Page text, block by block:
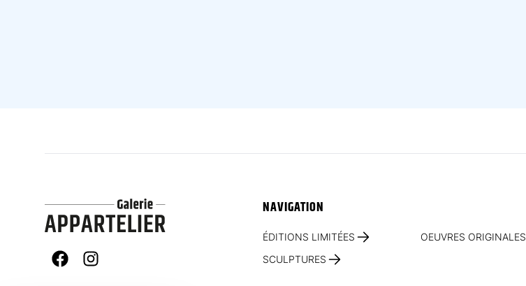
FacebookInstagram
NAVIGATION
ÉDITIONS LIMITÉES
OEUVRES ORIGINALES
SCULPTURES